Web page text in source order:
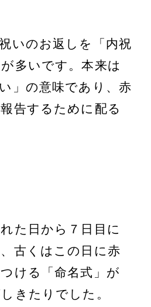
いのお返しを「内祝
多いです。本来は
」の意味であり、赤
告するために配る
た日から７日目に
古くはこの日に赤
ける「命名式」が
きたりでした。